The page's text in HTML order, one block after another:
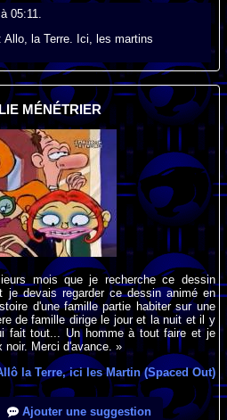
05:11.
la Terre. Ici, les martins
MÉNÉTRIER
mois que je recherche ce dessin
devais regarder ce dessin animé en
d'une famille partie habiter sur une
de famille dirige le jour et la nuit et il y
fait tout... Un homme à tout faire et je
noir. Merci d'avance. »
la Terre, ici les Martin (Spaced Out)
Ajouter une suggestion